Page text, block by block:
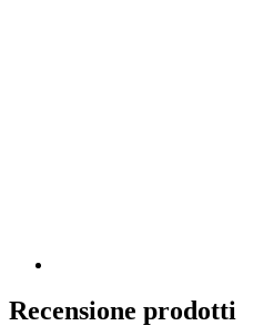
Recensione prodotti